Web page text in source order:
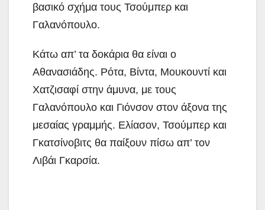
βασικό σχήμα τους Τσούμπερ και
Γαλανόπουλο.
Κάτω απ’ τα δοκάρια θα είναι ο
Αθανασιάδης. Ρότα, Βίντα, Μουκουντί και
Χατζισαφί στην άμυνα, με τους
Γαλανόπουλο και Γιόνσον στον άξονα της
μεσαίας γραμμής. Ελίασον, Τσούμπερ και
Γκατσίνοβιτς θα παίξουν πίσω απ’ τον
Λιβάι Γκαρσία.